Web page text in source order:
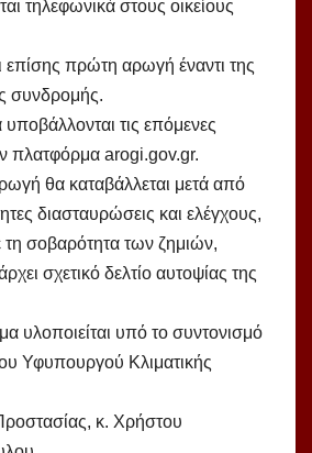
τηλεφωνικά στους οικείους
επίσης πρώτη αρωγή έναντι της
συνδρομής.
υποβάλλονται τις επόμενες
πλατφόρμα arogi.gov.gr.
θα καταβάλλεται μετά από
διασταυρώσεις και ελέγχους,
τη σοβαρότητα των ζημιών,
σχετικό δελτίο αυτοψίας της
υλοποιείται υπό το συντονισμό
Υφυπουργού Κλιματικής
κ. Χρήστου